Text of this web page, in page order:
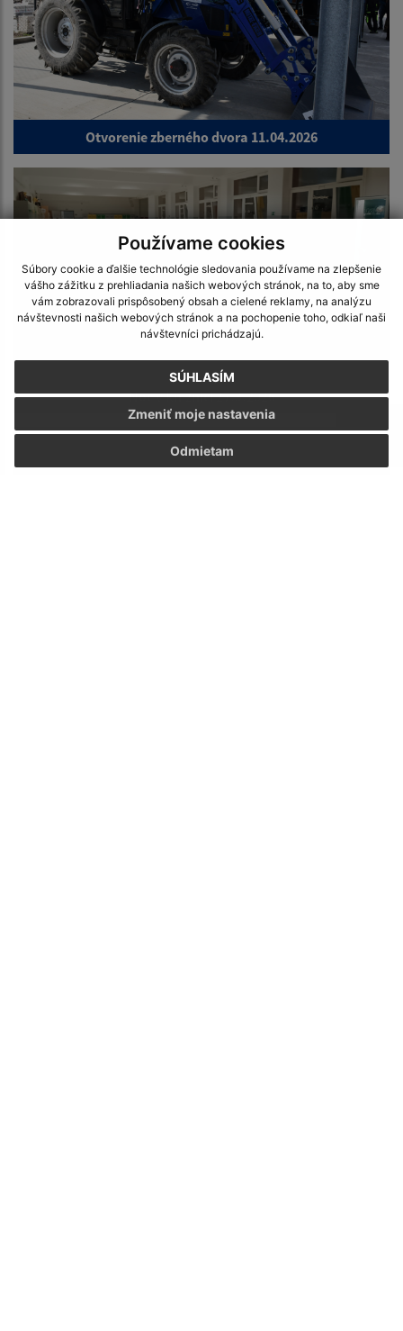
Používame cookies
Súbory cookie a ďalšie technológie sledovania používame na zlepšenie
vášho zážitku z prehliadania našich webových stránok, na to, aby sme
vám zobrazovali prispôsobený obsah a cielené reklamy, na analýzu
návštevnosti našich webových stránok a na pochopenie toho, odkiaľ naši
návštevníci prichádzajú.
SÚHLASÍM
Odmietam
Zmeniť moje nastavenia
Otvorenie zberného dvora 11.04.2026
Noc v knižnici 27.3.2026